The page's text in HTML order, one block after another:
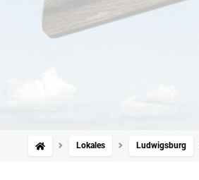
Lokales Ludwigsburg